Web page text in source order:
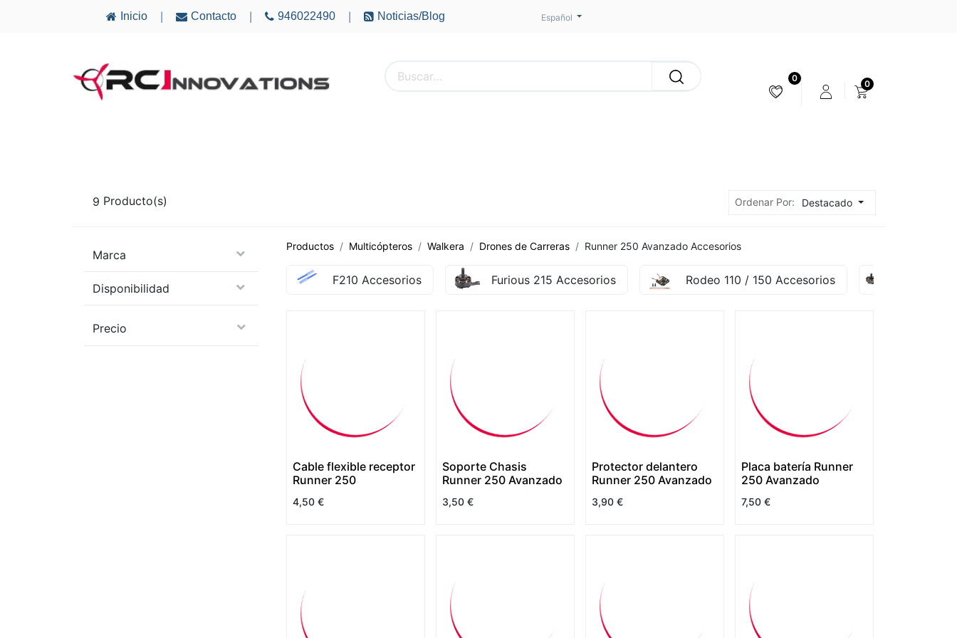
Inicio Contacto 946022490 Noticias/Blog Español
0
0
9 Producto(s) Ordenar Por: Destacado
Marca
Disponibilidad
Precio
Productos Multicópteros Walkera Drones de Carreras Runner 250 Avanzado Accesorios
F210 Accesorios Furious 215 Accesorios Rodeo 110 / 150 Accesorios
Cable flexible receptor
Runner 250
4,50 €
Soporte Chasis
Runner 250 Avanzado
3,50 €
Protector delantero
Runner 250 Avanzado
3,90 €
Placa batería Runner
250 Avanzado
7,50 €